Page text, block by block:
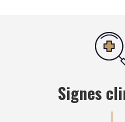
Signes